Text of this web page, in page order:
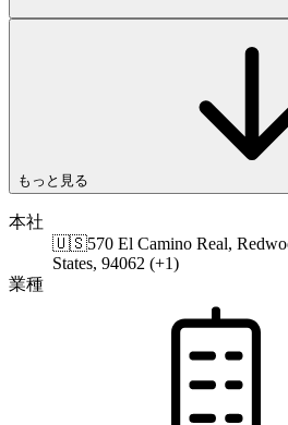
もっと見る
本社
🇺🇸570 El Camino Real,
States, 94062 (+1)
業種